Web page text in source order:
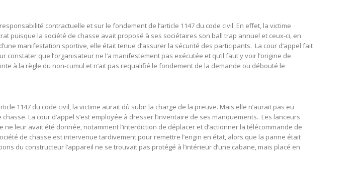
contractuelle et sur le fondement de l’article 1147 du code civil. En effet, la victime
puisque la société de chasse avait proposé à ses sociétaires son ball trap annuel et ceux-ci, en
manifestation sportive, elle était tenue d’assurer la sécurité des participants. La cour d’appel fait
que l’organisateur ne l’a manifestement pas exécutée et qu’il faut y voir l’origine de
à la règle du non-cumul et n’ait pas requalifié le fondement de la demande ou débouté le
1147 du code civil, la victime aurait dû subir la charge de la preuve. Mais elle n’aurait pas eu
La cour d’appel s’est employée à dresser l’inventaire de ses manquements. Les lanceurs
leur avait été donnée, notamment l’interdiction de déplacer et d’actionner la télécommande de
de chasse est intervenue tardivement pour remettre l’engin en état, alors que la panne était
du constructeur l’appareil ne se trouvait pas protégé à l’intérieur d’une cabane, mais placé en